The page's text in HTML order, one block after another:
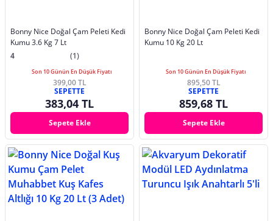
Bonny Nice Doğal Çam Peleti Kedi
Kumu 3.6 Kg 7 Lt
4
(1)
Son 10 Günün En Düşük Fiyatı
399,00 TL
SEPETTE
383,04 TL
Sepete Ekle
Bonny Nice Doğal Çam Peleti Kedi
Kumu 10 Kg 20 Lt
Son 10 Günün En Düşük Fiyatı
895,50 TL
SEPETTE
859,68 TL
Sepete Ekle